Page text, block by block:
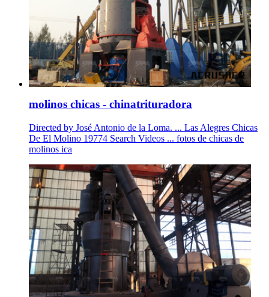
molinos chicas - chinatrituradora
Directed by José Antonio de la Loma. ... Las Alegres Chicas
De El Molino 19774 Search Videos ... fotos de chicas de
molinos ica